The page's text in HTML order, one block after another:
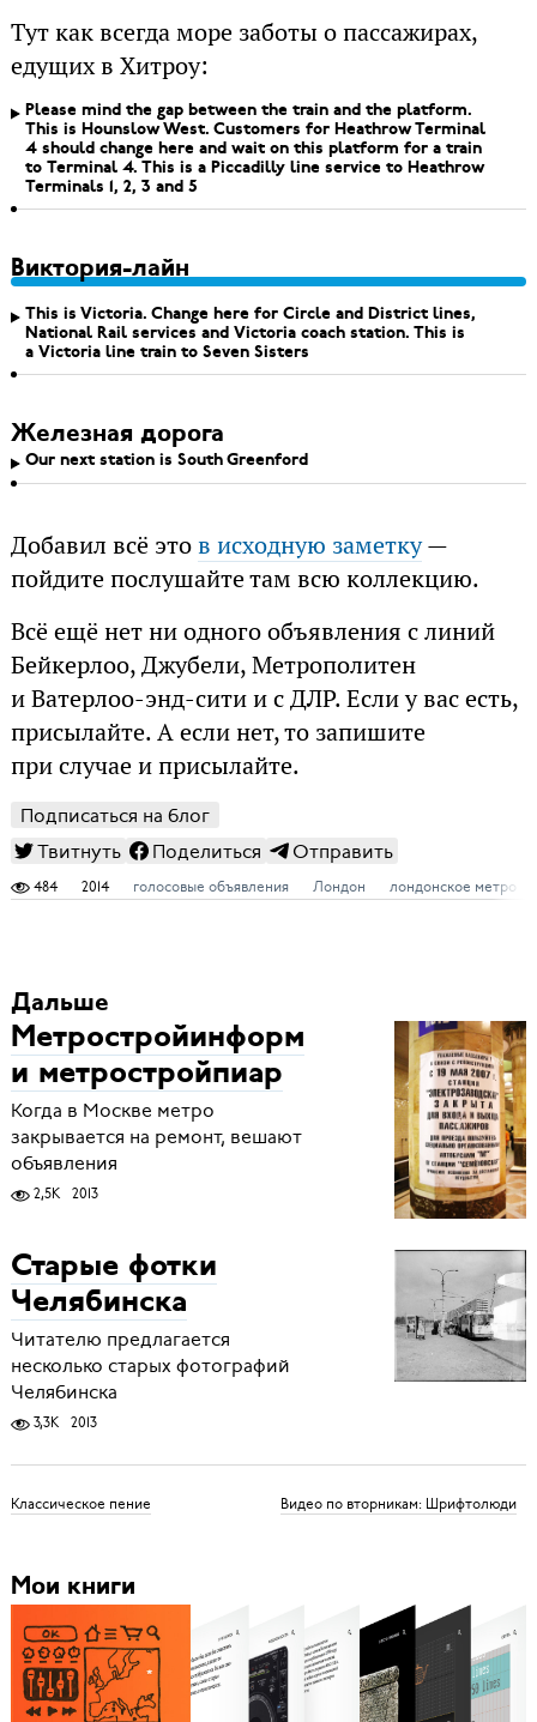
Тут как всегда море заботы о пассажирах,
едущих в Хитроу:
Please mind the gap between the train and the platform.
This is Hounslow West. Customers for Heathrow Terminal
4 should change here and wait on this platform for a train
to Terminal 4. This is a Piccadilly line service to Heathrow
Terminals 1, 2, 3 and 5
Виктория-лайн
This is Victoria. Change here for Circle and District lines,
National Rail services and Victoria coach station. This is
a Victoria line train to Seven Sisters
Железная дорога
Our next station is South Greenford
Добавил всё этов исходную заметку—
пойдите послушайте там всю коллекцию.
Всё ещё нет ни одного объявления с линий
Бейкерлоо, Джубели, Метрополитен
и Ватерлоо-энд-сити и с ДЛР. Если у вас есть,
присылайте. А если нет, то запишите
при случае и присылайте.
Подписаться на блог
Твитнуть
Поделиться Отправить
484 2014 голосовые объявления Лондон лондонское метро
Дальше
Метростройинформ
и метростройпиар
Когда в Москве метро
закрывается на ремонт, вешают
объявления
2,5K 2013
Старые фотки
Челябинска
Читателю предлагается
несколько старых фотографий
Челябинска
3,3K 2013
Классическое пение Видео по вторникам: Шрифтолюди
Мои книги